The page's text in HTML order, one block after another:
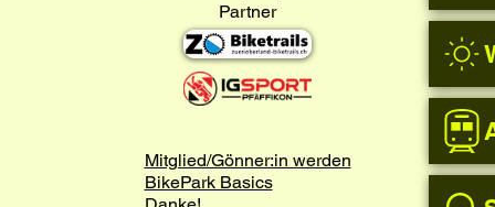
Partner
Mitglied/Gönner:in werden
BikePark Basics